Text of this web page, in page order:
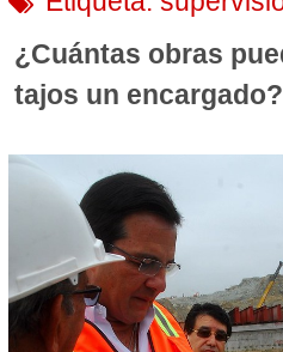
¿Cuántas obras
tajos un encargado?